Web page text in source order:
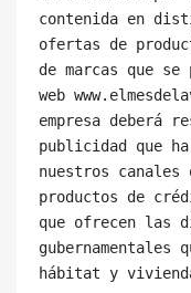
contenida en
ofertas de
de marcas que
web
empresa deberá
publicidad que
nuestros
productos de
que ofrecen las